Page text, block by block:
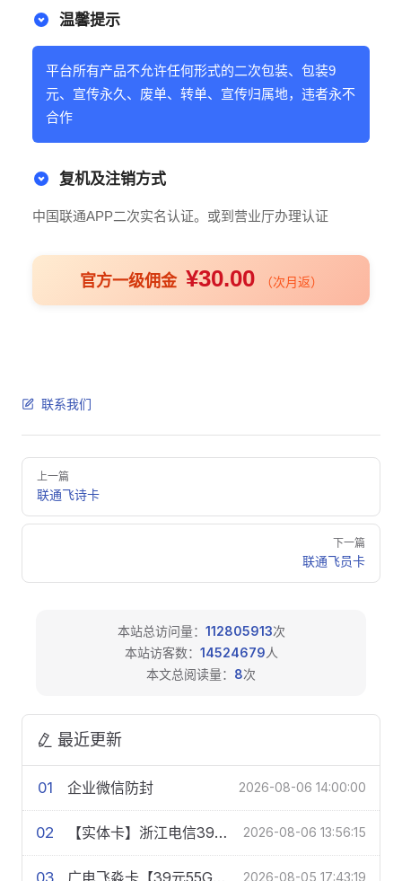
温馨提示
平台所有产品不允许任何形式的二次包装、包装9
元、宣传永久、废单、转单、宣传归属地，违者永不
合作
复机及注销方式
中国联通APP二次实名认证。或到营业厅办理认证
官方一级佣金 ¥30.00 （次月返）
联系我们
Pager
上一篇
联通飞诗卡
下一篇
联通飞员卡
本站总访问量： 112805913次
本站访客数： 14524679人
本文总阅读量： 8次
最近更新
01 企业微信防封 2026-08-06 14:00:00
02 【实体卡】浙江电信39元51G【多规格】 2026-08-06 13:56:15
2026-08-05 17:43:19